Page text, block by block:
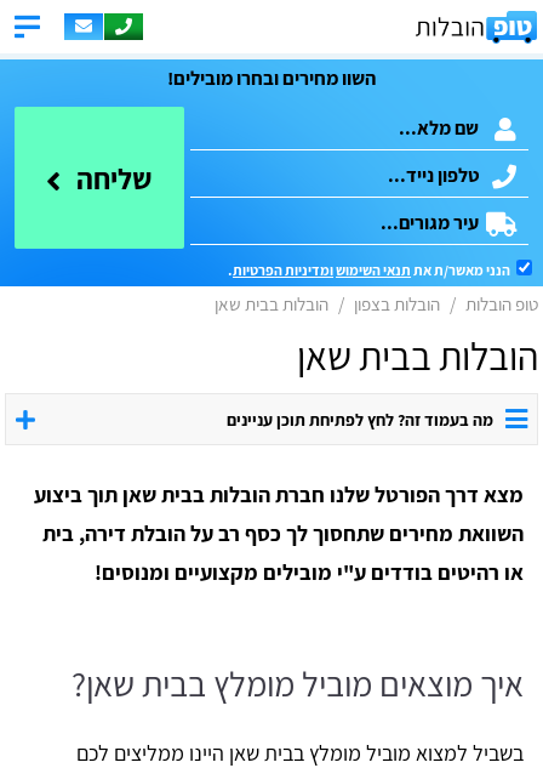
השוו מחירים ובחרו מובילים!
שליחה
הנני מאשר/ת את תנאי השימושומדיניות הפרטיות.
טופ הובלות הובלות בצפון הובלות בבית שאן
הובלות בבית שאן
מה בעמוד זה? לחץ לפתיחת תוכן עניינים
מצא דרך הפורטל שלנו חברת הובלות בבית שאן תוך ביצוע
השוואת מחירים שתחסוך לך כסף רב על הובלת דירה, בית
או רהיטים בודדים ע"י מובילים מקצועיים ומנוסים!
איך מוצאים מוביל מומלץ בבית שאן?
בשביל למצוא מוביל מומלץ בבית שאן היינו ממליצים לכם